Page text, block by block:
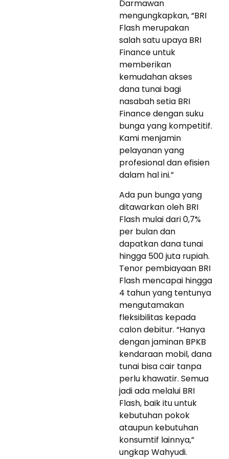
Darmawan
mengungkapkan, “BRI
Flash merupakan
salah satu upaya BRI
Finance untuk
memberikan
kemudahan akses
dana tunai bagi
nasabah setia BRI
Finance dengan suku
bunga yang kompetitif.
Kami menjamin
pelayanan yang
profesional dan efisien
dalam hal ini.”
Ada pun bunga yang
ditawarkan oleh BRI
Flash mulai dari 0,7%
per bulan dan
dapatkan dana tunai
hingga 500 juta rupiah.
Tenor pembiayaan BRI
Flash mencapai hingga
4 tahun yang tentunya
mengutamakan
fleksibilitas kepada
calon debitur. “Hanya
dengan jaminan BPKB
kendaraan mobil, dana
tunai bisa cair tanpa
perlu khawatir. Semua
jadi ada melalui BRI
Flash, baik itu untuk
kebutuhan pokok
ataupun kebutuhan
konsumtif lainnya,”
ungkap Wahyudi.